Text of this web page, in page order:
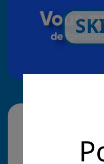
Skillco est une